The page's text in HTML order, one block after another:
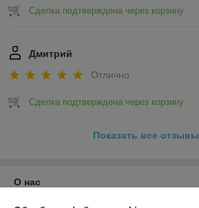
Сделка подтверждена через корзину
Дмитрий
Отлично
Сделка подтверждена через корзину
Показать все отзывы
О нас